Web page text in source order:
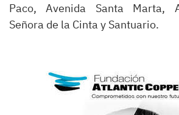
Paco, Avenida Santa Marta,
Señora de la Cinta y Santuario.